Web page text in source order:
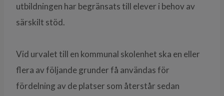
utbildningen har begränsats till elever i behov av
särskilt stöd.
Vid urvalet till en kommunal skolenhet ska en eller
flera av följande grunder få användas för
fördelning av de platser som återstår sedan